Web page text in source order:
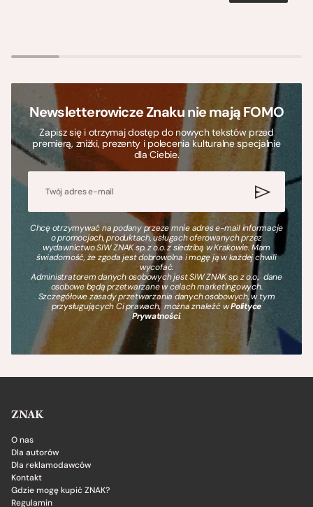
Newsletterowicze Znaku nie mają FOMO
Zapisz się i otrzymaj dostęp do nowych tekstów przed
premierą, zniżki, prezenty i polecenia kulturalne specjalnie
dla Ciebie.
Chcę otrzymywać na podany przeze mnie adres e-mail informacje
o promocjach, produktach, usługach oferowanych przez
wydawnictwo SIW ZNAK sp. z o.o. z siedzibą w Krakowie. Mam
świadomość, że zgoda jest dobrowolna i mogę ją w każdej chwili
wycofać.
Administratorem danych osobowych jest SIW ZNAK sp. z o.o., dane
osobowe będą przetwarzane w celach marketingowych.
Szczegółowe zasady przetwarzania danych osobowych, w tym
przysługujących Ci prawach, można znaleźć wPolityce
Prywatności.
ZNAK
O nas
Dla autorów
Dla reklamodawców
Kontakt
Gdzie mogę kupić ZNAK?
Regulamin